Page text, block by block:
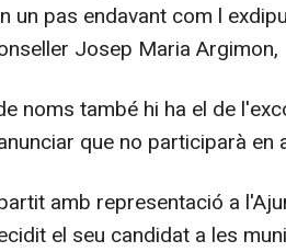
un pas endavant com l
Josep Maria Argimon,
noms també hi ha el de
que no participarà
amb representació a
el seu candidat a les